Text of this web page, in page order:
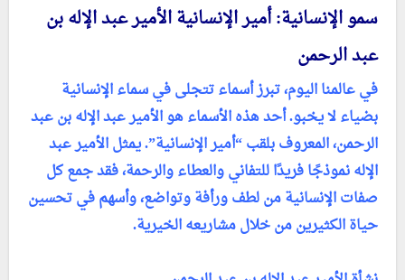
سمو الإنسانية: أمير الإنسانية الأمير عبد الإله بن
عبد الرحمن
في عالمنا اليوم، تبرز أسماء تتجلى في سماء الإنسانية
بضياء لا يخبو. أحد هذه الأسماء هو الأمير عبد الإله بن عبد
الرحمن، المعروف بلقب “أمير الإنسانية”. يمثل الأمير عبد
الإله نموذجًا فريدًا للتفاني والعطاء والرحمة، فقد جمع كل
صفات الإنسانية من لطف ورأفة وتواضع، وأسهم في تحسين
حياة الكثيرين من خلال مشاريعه الخيرية.